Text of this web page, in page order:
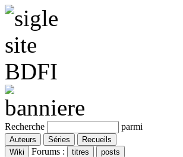
Recherche parmi
Forums :